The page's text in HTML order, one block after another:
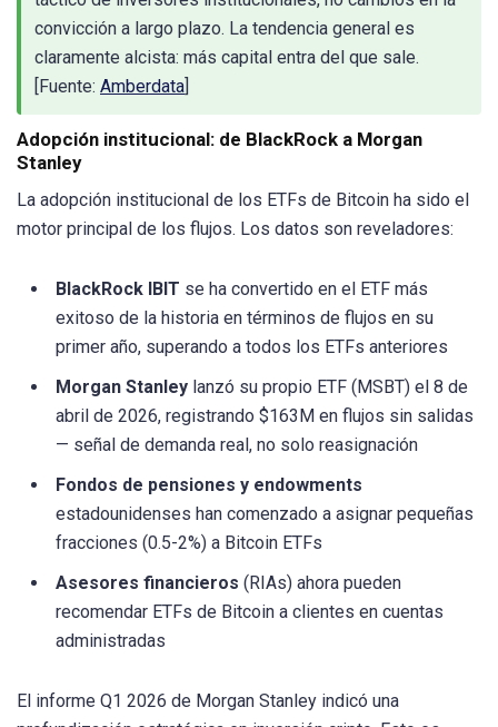
convicción a largo plazo. La tendencia general es
claramente alcista: más capital entra del que sale.
[Fuente: Amberdata]
Adopción institucional: de BlackRock a Morgan
Stanley
La adopción institucional de los ETFs de Bitcoin ha sido el
motor principal de los flujos. Los datos son reveladores:
BlackRock IBIT se ha convertido en el ETF más
exitoso de la historia en términos de flujos en su
primer año, superando a todos los ETFs anteriores
Morgan Stanley lanzó su propio ETF (MSBT) el 8 de
abril de 2026, registrando $163M en flujos sin salidas
— señal de demanda real, no solo reasignación
Fondos de pensiones y endowments
estadounidenses han comenzado a asignar pequeñas
fracciones (0.5-2%) a Bitcoin ETFs
Asesores financieros (RIAs) ahora pueden
recomendar ETFs de Bitcoin a clientes en cuentas
administradas
El informe Q1 2026 de Morgan Stanley indicó una